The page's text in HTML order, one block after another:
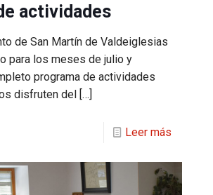
actividades
de San Martín de Valdeiglesias
para los meses de julio y
programa de actividades
disfruten del[…]
Leer más